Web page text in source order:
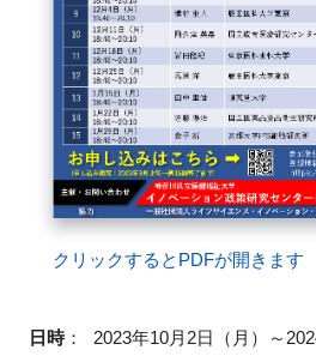
クリックするとPDFが開きます
日時：
2023年10月2日（月）～